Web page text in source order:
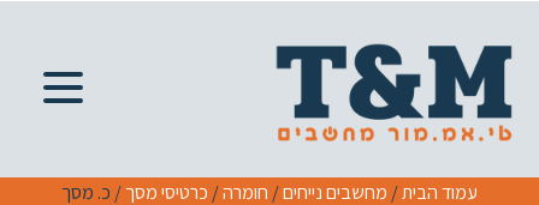
עמוד הבית/ מחשבים נייחים/ חומרה/ כרטיסי מסך/ כ. מסך